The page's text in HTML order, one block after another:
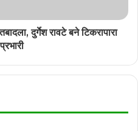
दुर्गेश रावटे बने टिकरापारा